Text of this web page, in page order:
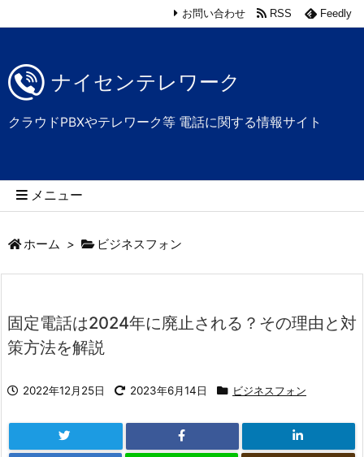
ナイセンテレワーク
クラウドPBXやテレワーク等 電話に関する情報サイト
メニュー
お問い合わせ RSS Feedly
ホーム > ビジネスフォン
固定電話は2024年に廃止される？その理由と対
策方法を解説
2022年12月25日 2023年6月14日 ビジネスフォン